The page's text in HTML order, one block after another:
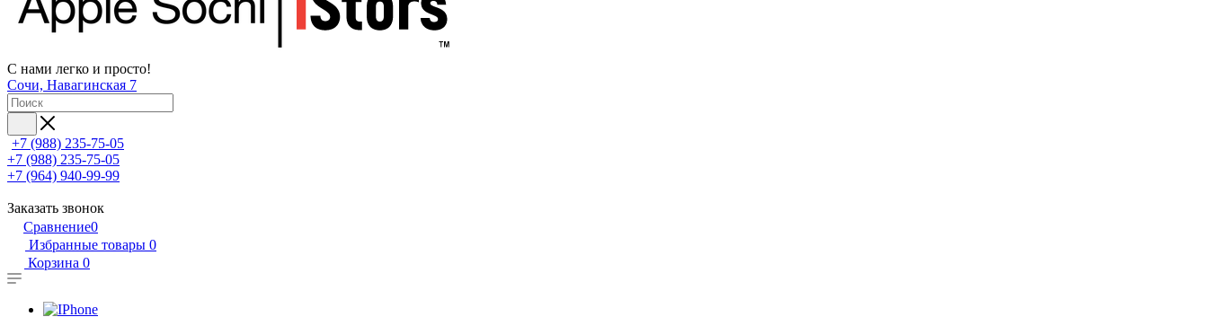
С нами легко и просто!
Сочи, Навагинская 7
+7 (988) 235-75-05
+7 (988) 235-75-05
+7 (964) 940-99-99
Заказать звонок
Сравнение0
Избранные товары 0
Корзина 0